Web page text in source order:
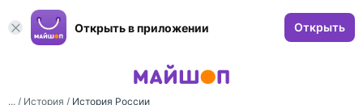
Открыть в приложении Открыть
... / История / История России